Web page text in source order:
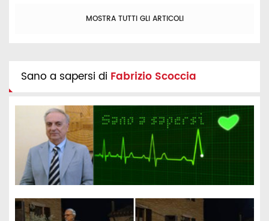
MOSTRA TUTTI GLI ARTICOLI
Sano a sapersi di Fabrizio Scoccia